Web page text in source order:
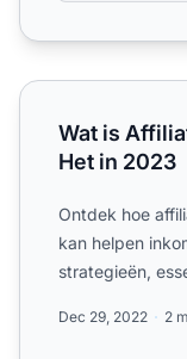
Wat is Affiliate
Wat is
Het in 2023
Ontdek hoe
kan helpen
strategieën,
Dec 29, 2022 2